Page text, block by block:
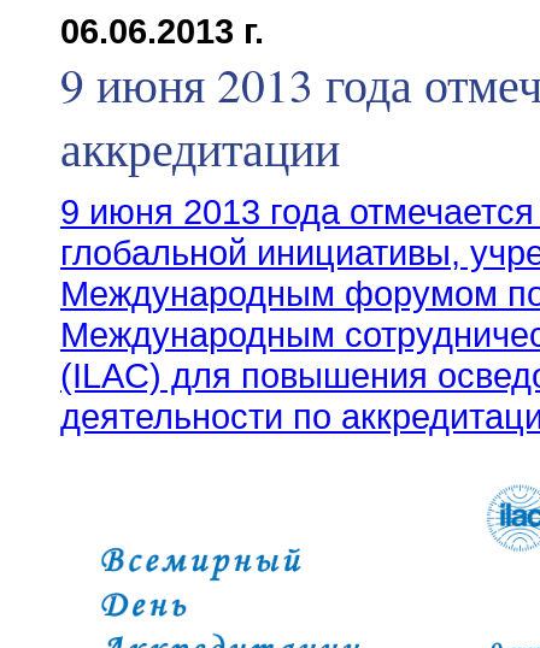
06.06.2013 г.
9 июня 2013 года
аккредитации
9 июня 2013 года
глобальной инициативы,
Международным форумом по
Международным
(ILAC) для повышения
деятельности по